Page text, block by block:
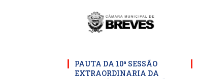
PAUTA DA 10ª SESSÃO
EXTRAORDINARIA DA